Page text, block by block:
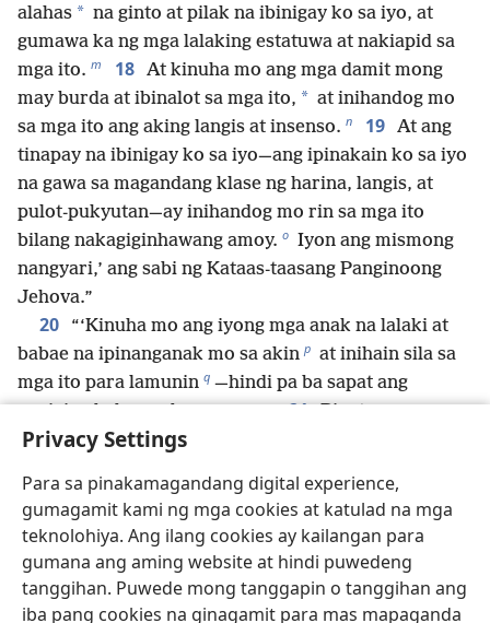
Privacy Settings
Para sa pinakamagandang digital experience,
gumagamit kami ng mga cookies at katulad na mga
teknolohiya. Ang ilang cookies ay kailangan para
gumana ang aming website at hindi puwedeng
tanggihan. Puwede mong tanggapin o tanggihan ang
iba pang cookies na ginagamit para mas mapaganda
alahas * na ginto at pilak na ibinigay ko sa iyo, at
gumawa ka ng mga lalaking estatuwa at nakiapid sa
mga ito. m 18 At kinuha mo ang mga damit mong
may burda at ibinalot sa mga ito, * at inihandog mo
sa mga ito ang aking langis at insenso. n 19 At ang
tinapay na ibinigay ko sa iyo—ang ipinakain ko sa iyo
na gawa sa magandang klase ng harina, langis, at
pulot-pukyutan—ay inihandog mo rin sa mga ito
bilang nakagiginhawang amoy. o Iyon ang mismong
nangyari,’ ang sabi ng Kataas-taasang Panginoong
Jehova.”
20
“‘Kinuha mo ang iyong mga anak na lalaki at
babae na ipinanganak mo sa akin p at inihain sila sa
mga ito para lamunin q —hindi pa ba sapat ang
pagiging babaeng bayaran mo? 21 Pinatay mo ang
mga anak ko, at sinunog mo sila para ihain.
suklam na bagay na ito at namumuhay ka bilang
babaeng bayaran, hindi mo inalaala ang mga araw ng
iyong kabataan noong hubo’t hubad ka at kakawag-
kawag sa sarili mong dugo. 23 Kaawa-awa ka dahil
sa lahat ng kasamaan mo; kaawa-awa ka,’ s ang sabi